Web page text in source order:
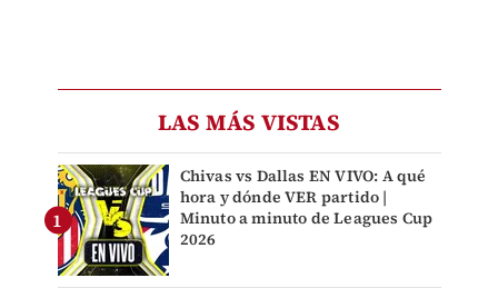
LAS MÁS VISTAS
Chivas vs Dallas EN VIVO: A qué
hora y dónde VER partido |
Minuto a minuto de Leagues Cup
2026